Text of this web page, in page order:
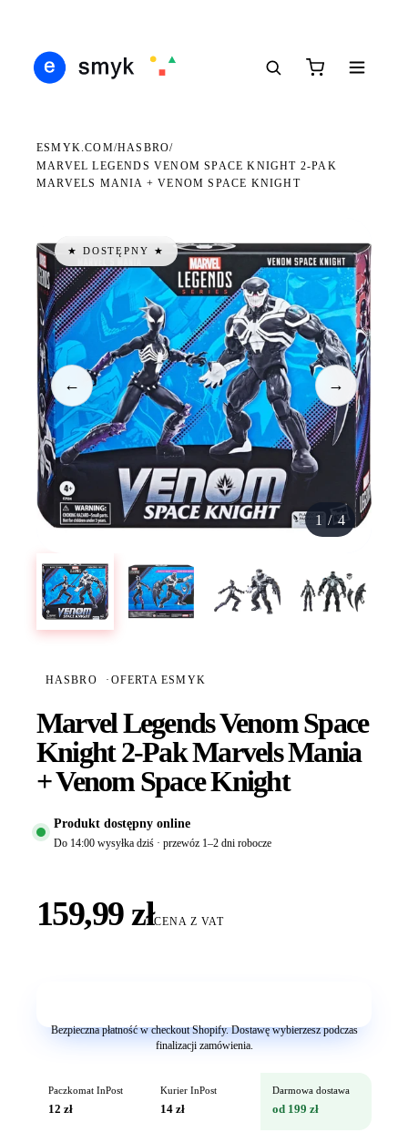
ESMYK.COM/HASBRO/
MARVEL LEGENDS VENOM SPACE KNIGHT 2-PAK
MARVELS MANIA + VENOM SPACE KNIGHT
★ DOSTĘPNY ★
← →
1 /4
HASBRO · OFERTA ESMYK
Marvel Legends Venom Space
Knight 2-Pak Marvels Mania
+ Venom Space Knight
Produkt dostępny online
Do 14:00 wysyłka dziś · przewóz 1–2 dni robocze
159,99 złCENA Z VAT
Bezpieczna płatność w checkout Shopify. Dostawę wybierzesz podczas
finalizacji zamówienia.
Paczkomat InPost
12 zł
Kurier InPost
14 zł
Darmowa dostawa
od 199 zł